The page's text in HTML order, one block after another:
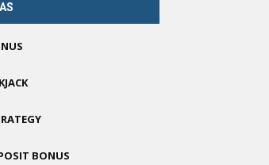
BONUS